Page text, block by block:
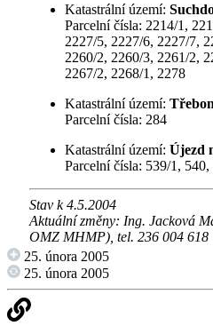
Katastrální území:
Parcelní čísla: 2214/1,
2227/5, 2227/6, 2227/7,
2260/2, 2260/3, 2261/2,
2267/2, 2268/1, 2278
Katastrální území:
Parcelní čísla: 284
Katastrální území: Újezd
Parcelní čísla: 539/1, 540,
Stav k 4.5.2004
Aktuální změny: Ing. Jacková
OMZ MHMP), tel. 236 004 618
25. února 2005
25. února 2005